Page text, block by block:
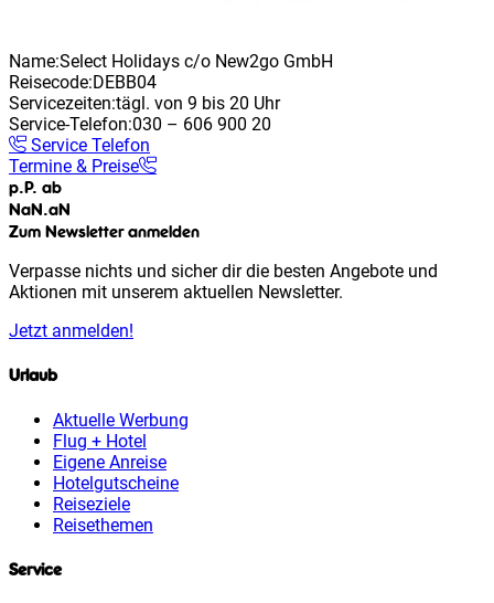
Name:Select Holidays c/o New2go GmbH
Reisecode:DEBB04
Servicezeiten:tägl. von 9 bis 20 Uhr
Service-Telefon:030 – 606 900 20
Service Telefon
Termine & Preise
p.P. ab
NaN.aN
Zum Newsletter anmelden
Verpasse nichts und sicher dir die besten Angebote und
Aktionen mit unserem aktuellen Newsletter.
Jetzt anmelden!
Urlaub
Aktuelle Werbung
Flug + Hotel
Eigene Anreise
Hotelgutscheine
Reiseziele
Reisethemen
Service